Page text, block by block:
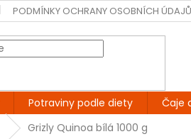
PODMÍNKY OCHRANY OSOBNÍCH ÚDAJŮ
Potraviny podle diety Čaje
Grizly Quinoa bílá 1000 g